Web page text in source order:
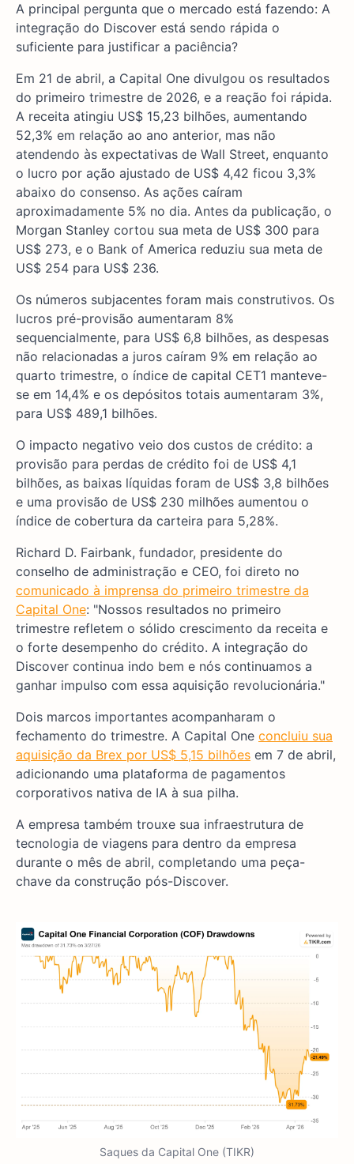
A principal pergunta que o mercado está fazendo: A
integração do Discover está sendo rápida o
suficiente para justificar a paciência?
Em 21 de abril, a Capital One divulgou os resultados
do primeiro trimestre de 2026, e a reação foi rápida.
A receita atingiu US$ 15,23 bilhões, aumentando
52,3% em relação ao ano anterior, mas não
atendendo às expectativas de Wall Street, enquanto
o lucro por ação ajustado de US$ 4,42 ficou 3,3%
abaixo do consenso. As ações caíram
aproximadamente 5% no dia. Antes da publicação, o
Morgan Stanley cortou sua meta de US$ 300 para
US$ 273, e o Bank of America reduziu sua meta de
US$ 254 para US$ 236.
Os números subjacentes foram mais construtivos. Os
lucros pré-provisão aumentaram 8%
sequencialmente, para US$ 6,8 bilhões, as despesas
não relacionadas a juros caíram 9% em relação ao
quarto trimestre, o índice de capital CET1 manteve-
se em 14,4% e os depósitos totais aumentaram 3%,
para US$ 489,1 bilhões.
O impacto negativo veio dos custos de crédito: a
provisão para perdas de crédito foi de US$ 4,1
bilhões, as baixas líquidas foram de US$ 3,8 bilhões
e uma provisão de US$ 230 milhões aumentou o
índice de cobertura da carteira para 5,28%.
Richard D. Fairbank, fundador, presidente do
conselho de administração e CEO, foi direto no
comunicado à imprensa do primeiro trimestre da
Capital One: "Nossos resultados no primeiro
trimestre refletem o sólido crescimento da receita e
o forte desempenho do crédito. A integração do
Discover continua indo bem e nós continuamos a
ganhar impulso com essa aquisição revolucionária."
Dois marcos importantes acompanharam o
fechamento do trimestre. A Capital One concluiu sua
aquisição da Brex por US$ 5,15 bilhões em 7 de abril,
adicionando uma plataforma de pagamentos
corporativos nativa de IA à sua pilha.
A empresa também trouxe sua infraestrutura de
tecnologia de viagens para dentro da empresa
durante o mês de abril, completando uma peça-
chave da construção pós-Discover.
Saques da Capital One (TIKR)